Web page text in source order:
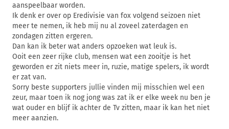
aanspeelbaar worden.
Ik denk er over op Eredivisie van fox volgend seizoen niet
meer te nemen, ik heb mij nu al zoveel zaterdagen en
zondagen zitten ergeren.
Dan kan ik beter wat anders opzoeken wat leuk is.
Ooit een zeer rijke club, mensen wat een zooitje is het
geworden er zit niets meer in, ruzie, matige spelers, ik wordt
er zat van.
Sorry beste supporters jullie vinden mij misschien wel een
zeur, maar toen ik nog jong was zat ik er elke week nu ben je
wat ouder en blijf ik achter de Tv zitten, maar ik kan het niet
meer aanzien.